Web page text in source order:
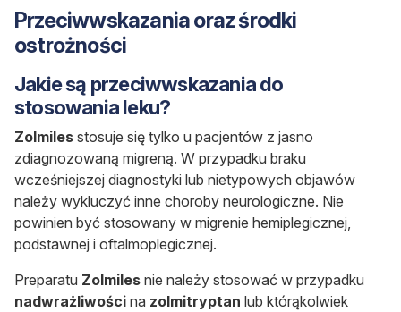
Przeciwwskazania oraz środki
ostrożności
Jakie są przeciwwskazania do
stosowania leku?
Zolmiles stosuje się tylko u pacjentów z jasno
zdiagnozowaną migreną. W przypadku braku
wcześniejszej diagnostyki lub nietypowych objawów
należy wykluczyć inne choroby neurologiczne. Nie
powinien być stosowany w migrenie hemiplegicznej,
podstawnej i oftalmoplegicznej.
Preparatu Zolmiles nie należy stosować w przypadku
nadwrażliwości na zolmitryptan lub którąkolwiek